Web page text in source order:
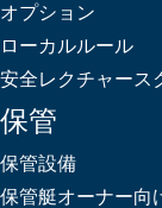
オプション
ローカルルール
安全レクチャース
保管
保管設備
保管艇オーナー向